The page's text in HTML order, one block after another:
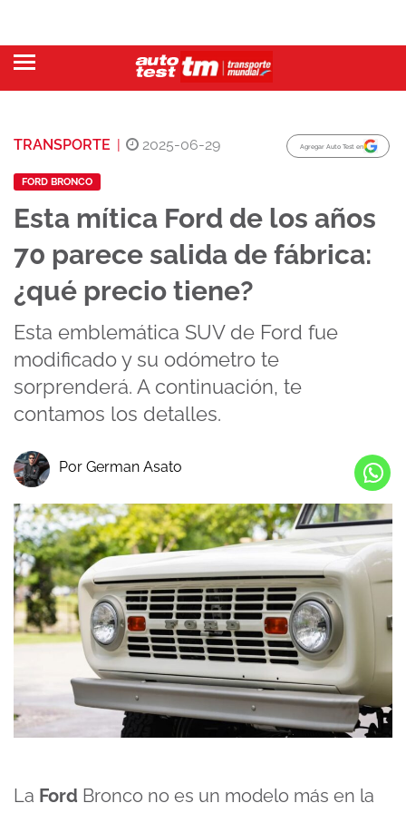
TRANSPORTE | 2025-06-29 Agregar Auto Test en
FORD BRONCO
Esta mítica Ford de los años
70 parece salida de fábrica:
¿qué precio tiene?
Esta emblemática SUV de Ford fue
modificado y su odómetro te
sorprenderá. A continuación, te
contamos los detalles.
Por German Asato
La Ford Bronco no es un modelo más en la